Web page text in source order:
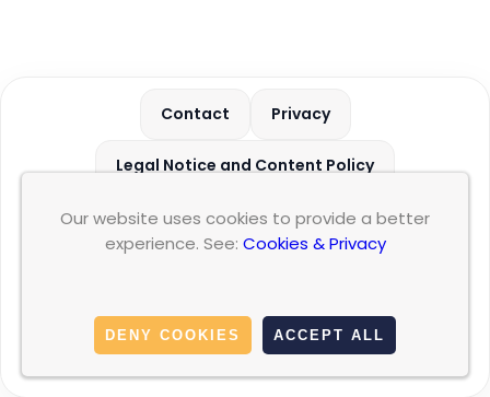
Contact Privacy
Legal Notice and Content Policy
This website is not the official website of the
accommodation or business mentioned. We are an
users to external booking services. For more information,
please read ourLegal Notice and Content Policy
Our website uses cookies to provide a better
experience. See: Cookies & Privacy
DENY COOKIES ACCEPT ALL